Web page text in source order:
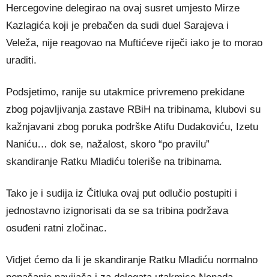
Hercegovine delegirao na ovaj susret umjesto Mirze
Kazlagića koji je prebačen da sudi duel Sarajeva i
Veleža, nije reagovao na Muftićeve riječi iako je to morao
uraditi.
Podsjetimo, ranije su utakmice privremeno prekidane
zbog pojavljivanja zastave RBiH na tribinama, klubovi su
kažnjavani zbog poruka podrške Atifu Dudakoviću, Izetu
Naniću… dok se, nažalost, skoro “po pravilu”
skandiranje Ratku Mladiću toleriše na tribinama.
Tako je i sudija iz Čitluka ovaj put odlučio postupiti i
jednostavno izignorisati da se sa tribina podržava
osuđeni ratni zločinac.
Vidjet ćemo da li je skandiranje Ratku Mladiću normalno